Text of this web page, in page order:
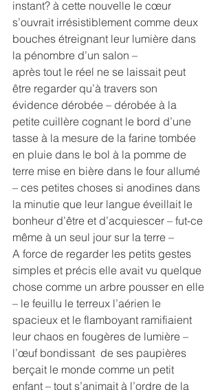
instant? à cette nouvelle le cœur
s’ouvrait irrésistiblement comme deux
bouches étreignant leur lumière dans
la pénombre d’un salon –
après tout le réel ne se laissait peut
être regarder qu’à travers son
évidence dérobée – dérobée à la
petite cuillère cognant le bord d’une
tasse à la mesure de la farine tombée
en pluie dans le bol à la pomme de
terre mise en bière dans le four allumé
– ces petites choses si anodines dans
la minutie que leur langue éveillait le
bonheur d’être et d’acquiescer – fut-ce
même à un seul jour sur la terre –
A force de regarder les petits gestes
simples et précis elle avait vu quelque
chose comme un arbre pousser en elle
– le feuillu le terreux l’aérien le
spacieux et le flamboyant ramifiaient
leur chaos en fougères de lumière –
l’œuf bondissant  de ses paupières
berçait le monde comme un petit
enfant – tout s’animait à l’ordre de la